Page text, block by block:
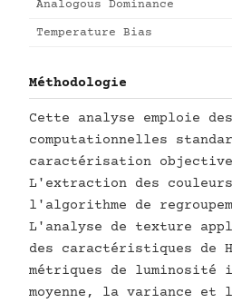
Analogous Dominance
Temperature Bias
Méthodologie
Cette analyse emploie des
computationnelles
caractérisation objective
L'extraction des
l'algorithme de
L'analyse de texture
des caractéristiques de
métriques de luminosité
moyenne, la variance et